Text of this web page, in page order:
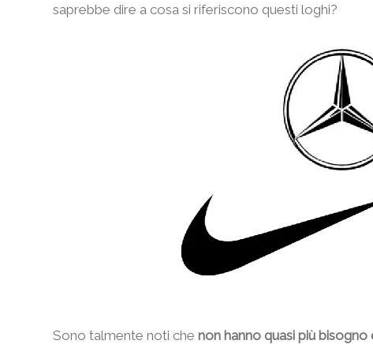
saprebbe dire a cosa si riferiscono questi loghi?
Sono talmente noti che non hanno quasi più